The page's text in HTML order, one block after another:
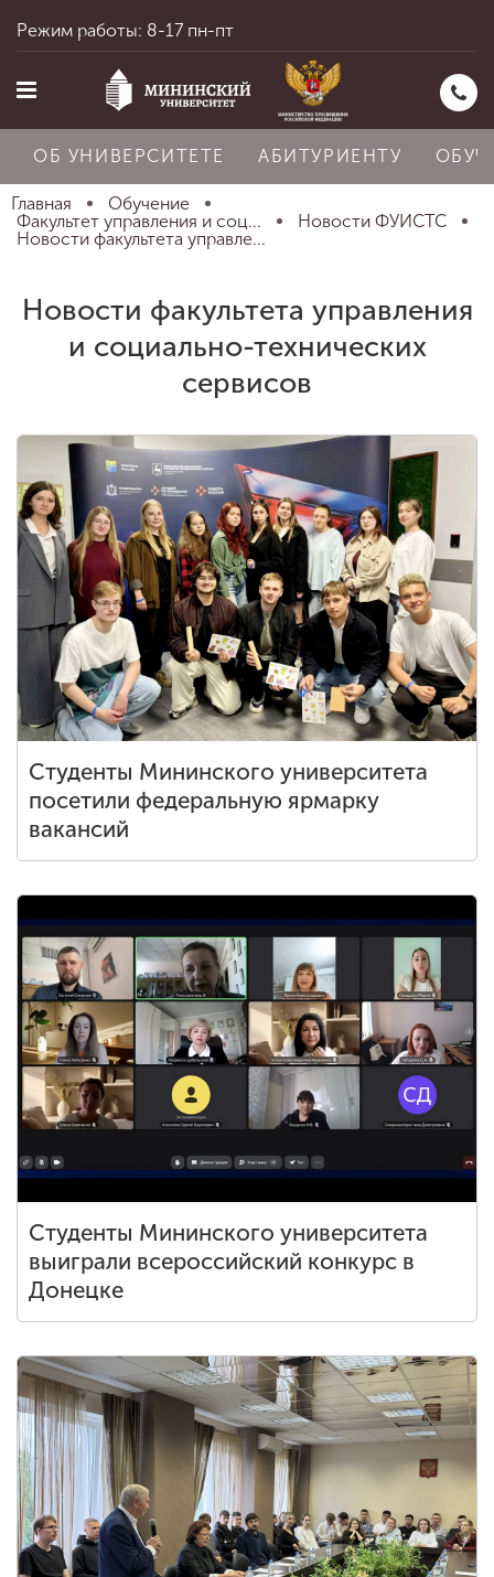
Об университете
Обучение
Наука
Международная
деятельность
деятельности
Сведения об
образовательной
организации
ENG SPN CHI
Приемная
+7 (831) 262-26-20
Режим работы: 8-17 пн-пт
ОБ УНИВЕРСИТЕТЕ АБИТУРИЕНТУ
Главная
Обучение
Факультет управления и соц...
Новости ФУИСТС
Новости факультета управле...
Новости факультета управления
и социально-технических
сервисов
Студенты Мининского университета
посетили федеральную ярмарку
вакансий
Студенты Мининского университета
выиграли всероссийский конкурс в
Донецке